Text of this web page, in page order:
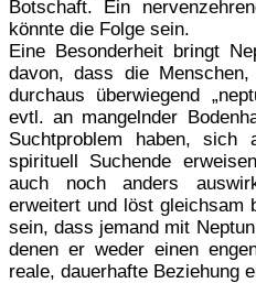
Botschaft. Ein
könnte die Folge sein.
Eine Besonderheit bringt
davon, dass die
durchaus überwiegend
evtl. an mangelnder
Suchtproblem haben,
spirituell Suchende
auch noch anders
erweitert und löst gleichsam
sein, dass jemand mit
denen er weder einen
reale, dauerhafte Beziehung